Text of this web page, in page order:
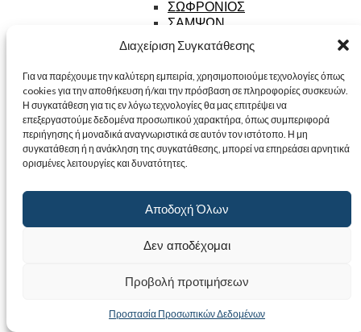
Διαχείριση Συγκατάθεσης
Για να παρέχουμε την καλύτερη εμπειρία, χρησιμοποιούμε τεχνολογίες όπως
cookies για την αποθήκευση ή/και την πρόσβαση σε πληροφορίες συσκευών.
Η συγκατάθεση για τις εν λόγω τεχνολογίες θα μας επιτρέψει να
επεξεργαστούμε δεδομένα προσωπικού χαρακτήρα, όπως συμπεριφορά
περιήγησης ή μοναδικά αναγνωριστικά σε αυτόν τον ιστότοπο. Η μη
συγκατάθεση ή η ανάκληση της συγκατάθεσης, μπορεί να επηρεάσει αρνητικά
ορισμένες λειτουργίες και δυνατότητες.
Αποδοχή Όλων
Δεν αποδέχομαι
Προβολή προτιμήσεων
Προστασία Προσωπικών Δεδομένων
ΣΩΦΡΟΝΙΟΣ
ΣΑΜΨΩΝ
ΣΕΒΑΣΤΙΑΝΟΣ
ΣΙΣΩΗΣ
ΣΤΑΜΑΤΙΟΣ
ΤΑΦ
ΤΗΛΕΜΑΧΟΣ
ΤΡΙΑΝΤΑΦΥΛΛΟΣ
ΤΡΥΦΩΝ
ΤΙΤΟΣ
ΤΥΧΩΝ
ΦΙΛΟΥΜΕΝΟΣ
ΦΙΛΙΠΠΟΣ
ΦΩΤΙΟΣ
ΦΙΛΟΘΕΟΣ
ΧΑΡΑΛΑΜΠΟΣ